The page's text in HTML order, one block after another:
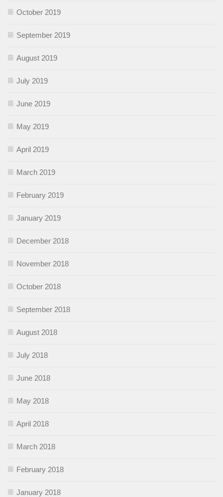
October 2019
September 2019
August 2019
July 2019
June 2019
May 2019
April 2019
March 2019
February 2019
January 2019
December 2018
November 2018
October 2018
September 2018
August 2018
July 2018
June 2018
May 2018
April 2018
March 2018
February 2018
January 2018